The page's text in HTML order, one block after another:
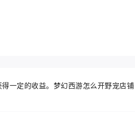
一定的收益。梦幻西游怎么开野宠店铺